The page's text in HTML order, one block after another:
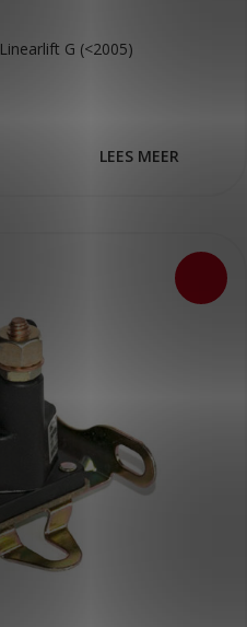
Linearlift G (<2005)
LEES MEER